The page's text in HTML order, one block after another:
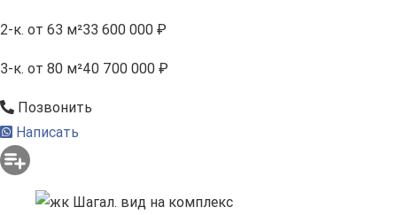
2-к. от 63 м²33 600 000 ₽
3-к. от 80 м²40 700 000 ₽
Позвонить
Написать